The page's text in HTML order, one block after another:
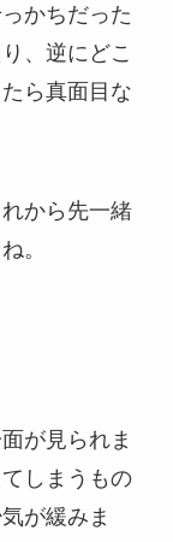
かちだった
、逆にどこ
ら真面目な
から先一緒
。
が見られま
しまうもの
が緩みま